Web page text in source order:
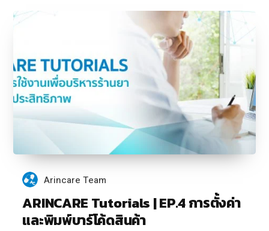
Arincare Team
ARINCARE Tutorials | EP.4 การตั้งค่า
และพิมพ์บาร์โค้ดสินค้า